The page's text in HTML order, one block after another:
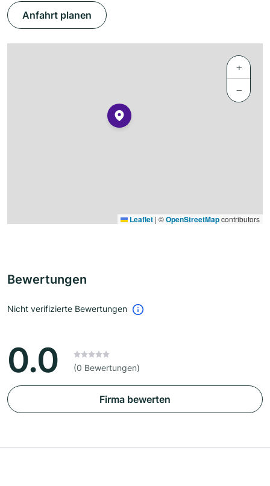
Anfahrt planen
+
−
Leaflet | ©OpenStreetMapcontributors
Bewertungen
Nicht verifizierte Bewertungen
0.0 (0 Bewertungen)
Firma bewerten